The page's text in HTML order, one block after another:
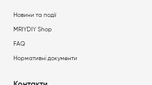
Новини та події
MRIYDIY Shop
FAQ
Нормативні документи